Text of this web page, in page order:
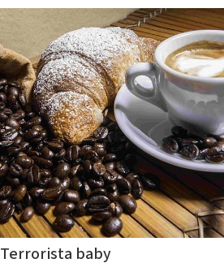
Terrorista baby